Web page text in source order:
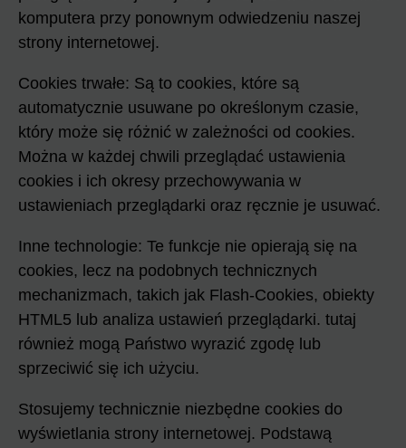
komputera przy ponownym odwiedzeniu naszej
strony internetowej.
Cookies trwałe: Są to cookies, które są
automatycznie usuwane po określonym czasie,
który może się różnić w zależności od cookies.
Można w każdej chwili przeglądać ustawienia
cookies i ich okresy przechowywania w
ustawieniach przeglądarki oraz ręcznie je usuwać.
Inne technologie: Te funkcje nie opierają się na
cookies, lecz na podobnych technicznych
mechanizmach, takich jak Flash-Cookies, obiekty
HTML5 lub analiza ustawień przeglądarki. tutaj
również mogą Państwo wyrazić zgodę lub
sprzeciwić się ich użyciu.
Stosujemy technicznie niezbędne cookies do
wyświetlania strony internetowej. Podstawą